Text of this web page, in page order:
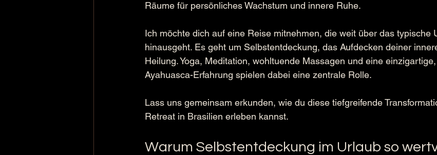
Räume für persönliches Wachstum und innere Ruhe.
Ich möchte dich auf eine Reise mitnehmen, die weit über das typische
hinausgeht. Es geht um Selbstentdeckung, das Aufdecken deiner
Heilung. Yoga, Meditation, wohltuende Massagen und eine
Ayahuasca-Erfahrung spielen dabei eine zentrale Rolle.
Lass uns gemeinsam erkunden, wie du diese tiefgreifende
Retreat in Brasilien erleben kannst.
Warum Selbstentdeckung im Urlaub so